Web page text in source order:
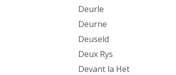
Deurle
Deurne
Deuseld
Deux Rys
Devant la Het